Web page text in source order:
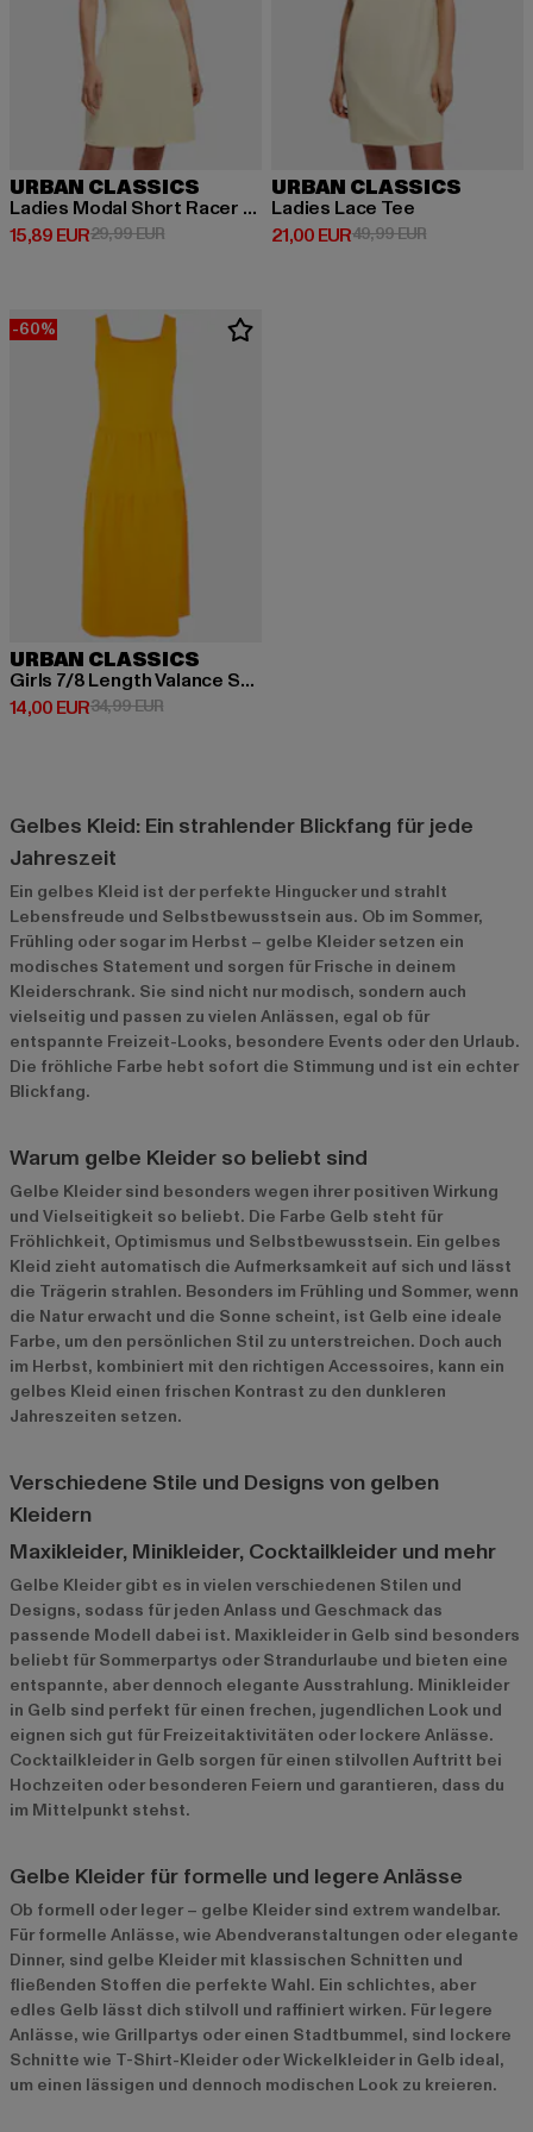
URBAN CLASSICS
Ladies Modal Short Racer Back
15,89 EUR
Derzeitiger Preis: 15,89 EUR
29,99 EURAktionspreis: 29,99 EUR
URBAN CLASSICS
Ladies Lace Tee
21,00 EUR
Derzeitiger Preis: 21,00 EUR
49,99 EURAktionspreis:
-60%
URBAN CLASSICS
Girls 7/8 Length Valance Summer Dress
14,00 EUR
Derzeitiger Preis: 14,00 EUR
34,99 EURAktionspreis: 34,99 EUR
Gelbes Kleid: Ein strahlender Blickfang für jede
Jahreszeit
Ein gelbes Kleid ist der perfekte Hingucker und strahlt
Lebensfreude und Selbstbewusstsein aus. Ob im Sommer,
Frühling oder sogar im Herbst – gelbe Kleider setzen ein
modisches Statement und sorgen für Frische in deinem
Kleiderschrank. Sie sind nicht nur modisch, sondern auch
vielseitig und passen zu vielen Anlässen, egal ob für
entspannte Freizeit-Looks, besondere Events oder den Urlaub.
Die fröhliche Farbe hebt sofort die Stimmung und ist ein echter
Blickfang.
Warum gelbe Kleider so beliebt sind
Gelbe Kleider sind besonders wegen ihrer positiven Wirkung
und Vielseitigkeit so beliebt. Die Farbe Gelb steht für
Fröhlichkeit, Optimismus und Selbstbewusstsein. Ein gelbes
Kleid zieht automatisch die Aufmerksamkeit auf sich und lässt
die Trägerin strahlen. Besonders im Frühling und Sommer, wenn
die Natur erwacht und die Sonne scheint, ist Gelb eine ideale
Farbe, um den persönlichen Stil zu unterstreichen. Doch auch
im Herbst, kombiniert mit den richtigen Accessoires, kann ein
gelbes Kleid einen frischen Kontrast zu den dunkleren
Jahreszeiten setzen.
Verschiedene Stile und Designs von gelben
Kleidern
Maxikleider, Minikleider, Cocktailkleider und mehr
Gelbe Kleider gibt es in vielen verschiedenen Stilen und
Designs, sodass für jeden Anlass und Geschmack das
passende Modell dabei ist. Maxikleider in Gelb sind besonders
beliebt für Sommerpartys oder Strandurlaube und bieten eine
entspannte, aber dennoch elegante Ausstrahlung. Minikleider
in Gelb sind perfekt für einen frechen, jugendlichen Look und
eignen sich gut für Freizeitaktivitäten oder lockere Anlässe.
Cocktailkleider in Gelb sorgen für einen stilvollen Auftritt bei
Hochzeiten oder besonderen Feiern und garantieren, dass du
im Mittelpunkt stehst.
Gelbe Kleider für formelle und legere Anlässe
Ob formell oder leger – gelbe Kleider sind extrem wandelbar.
Für formelle Anlässe, wie Abendveranstaltungen oder elegante
Dinner, sind gelbe Kleider mit klassischen Schnitten und
fließenden Stoffen die perfekte Wahl. Ein schlichtes, aber
edles Gelb lässt dich stilvoll und raffiniert wirken. Für legere
Anlässe, wie Grillpartys oder einen Stadtbummel, sind lockere
Schnitte wie T-Shirt-Kleider oder Wickelkleider in Gelb ideal,
um einen lässigen und dennoch modischen Look zu kreieren.